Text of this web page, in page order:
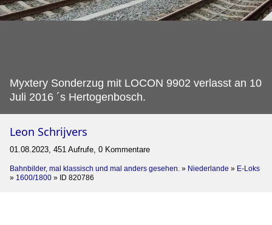
Myxtery Sonderzug mit LOCON 9902 verlasst an 10
Juli 2016 ´s Hertogenbosch.
Leon Schrijvers
01.08.2023, 451 Aufrufe, 0 Kommentare
Bahnbilder, mal klassisch und mal anders gesehen. » Niederlande » E-Loks
» 1600/1800 » ID 820786